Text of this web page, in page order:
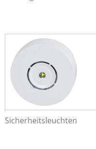
Sicherheitsleuchten